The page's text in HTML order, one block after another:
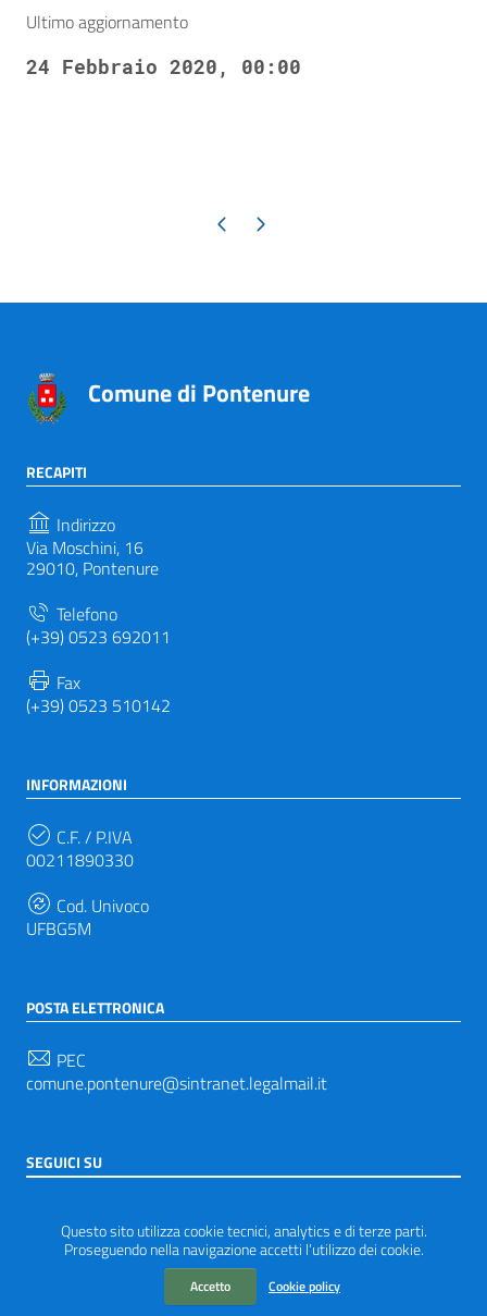
Questo sito utilizza cookie tecnici, analytics e di terze parti.
Proseguendo nella navigazione accetti l’utilizzo dei cookie.
Accetto Cookie policy
Ultimo aggiornamento
24 Febbraio 2020, 00:00
Pagina precedente
Pagina successiva
Comune di Pontenure
RECAPITI
Indirizzo
Via Moschini, 16
29010, Pontenure
Telefono
(+39) 0523 692011
Fax
(+39) 0523 510142
INFORMAZIONI
C.F. / P.IVA
00211890330
Cod. Univoco
UFBG5M
POSTA ELETTRONICA
PEC
comune.pontenure@sintranet.legalmail.it
SEGUICI SU
ItaliaWP2
| Basato sul Prototipo per siti PA di AgID